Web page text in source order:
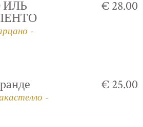
-
€ 28.00
-
€ 25.00